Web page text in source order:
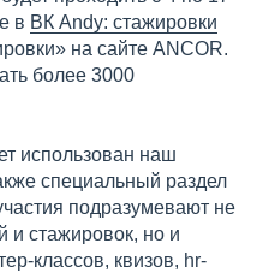
в ВК Andy: стажировки
на сайте ANCOR.
более 3000
использован наш
специальный раздел
подразумевают не
и стажировок, но и
классов, квизов, hr-